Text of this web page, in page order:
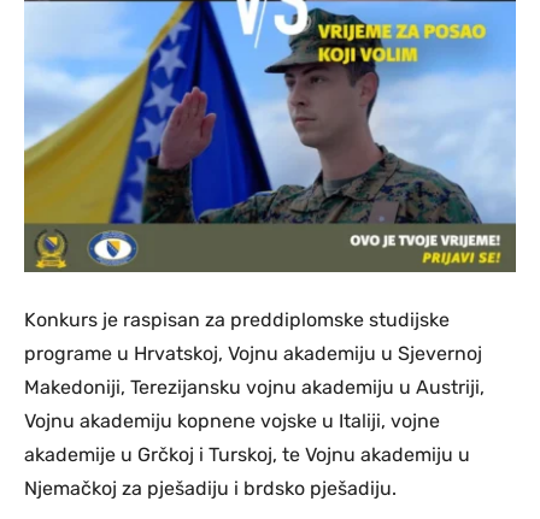
Konkurs je raspisan za preddiplomske studijske
programe u Hrvatskoj, Vojnu akademiju u Sjevernoj
Makedoniji, Terezijansku vojnu akademiju u Austriji,
Vojnu akademiju kopnene vojske u Italiji, vojne
akademije u Grčkoj i Turskoj, te Vojnu akademiju u
Njemačkoj za pješadiju i brdsko pješadiju.